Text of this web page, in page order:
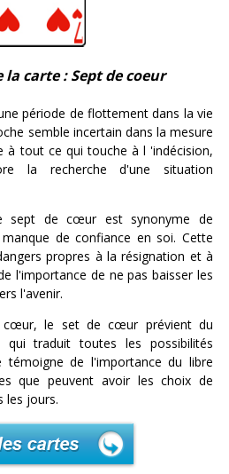
carte : Sept de coeur
période de flottement dans la vie
semble incertain dans la mesure
tout ce qui touche à l 'indécision,
la recherche d'une situation
sept de cœur est synonyme de
de confiance en soi. Cette
propres à la résignation et à
l'importance de ne pas baisser les
l'avenir.
le set de cœur prévient du
qui traduit toutes les possibilités
de l'importance du libre
que peuvent avoir les choix de
les jours.